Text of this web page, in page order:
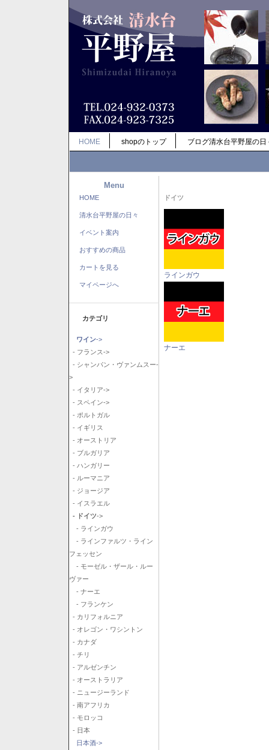
HOME shopのトップ ブログ清水台平野屋の日
Menu
HOME
清水台平野屋の日々
イベント案内
おすすめの商品
カートを見る
マイページへ
カテゴリ
ワイン->
- フランス->
- シャンパン・ヴァンムスー-
>
- イタリア->
- スペイン->
- ポルトガル
- イギリス
- オーストリア
- ブルガリア
- ハンガリー
- ルーマニア
- ジョージア
- イスラエル
- ドイツ->
- ラインガウ
- ラインファルツ・ライン
フェッセン
- モーゼル・ザール・ルー
ヴァー
- ナーエ
- フランケン
- カリフォルニア
- オレゴン・ワシントン
- カナダ
- チリ
- アルゼンチン
- オーストラリア
- ニュージーランド
- 南アフリカ
- モロッコ
- 日本
日本酒->
ドイツ
ラインガウ
ナーエ